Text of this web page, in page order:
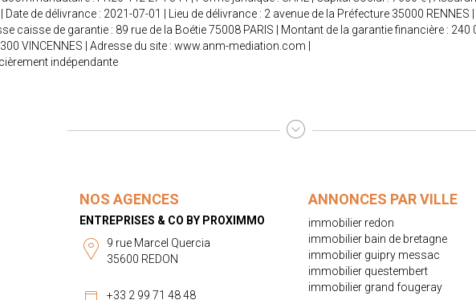
Date de délivrance : 2021-07-01 | Lieu de délivrance : 2 avenue de la Préfecture 35000
caisse de garantie : 89 rue de la Boétie 75008 PARIS | Montant de la garantie financière :
VINCENNES | Adresse du site : www.anm-mediation.com
indépendante
NOS AGENCES
ENTREPRISES & CO BY PROXIMMO
9 rue Marcel Quercia
35600 REDON
+33 2 99 71 48 48
ANNONCES PAR VILLE
immobilier redon
immobilier bain de bretagne
immobilier guipry messac
immobilier questembert
immobilier grand fougeray